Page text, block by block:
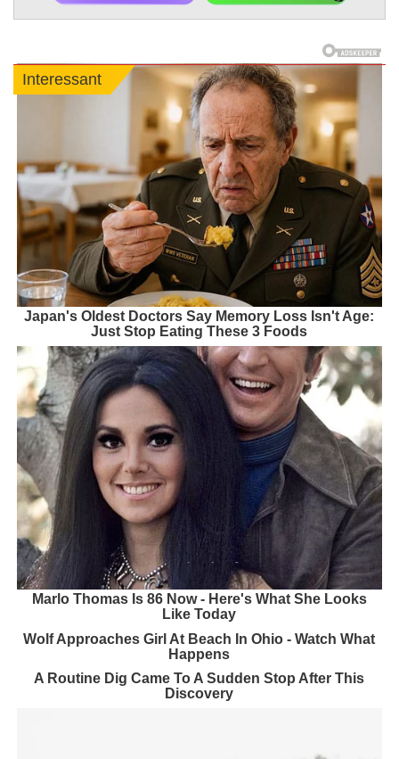
Interessant
Japan's Oldest Doctors Say Memory Loss Isn't Age:
Just Stop Eating These 3 Foods
Marlo Thomas Is 86 Now - Here's What She Looks
Like Today
Wolf Approaches Girl At Beach In Ohio - Watch What
Happens
A Routine Dig Came To A Sudden Stop After This
Discovery